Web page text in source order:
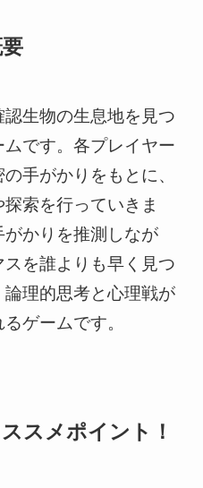
生物の生息地を見つ
です。各プレイヤー
手がかりをもとに、
索を行っていきま
かりを推測しなが
を誰よりも早く見つ
理的思考と心理戦が
ゲームです。
スメポイント！